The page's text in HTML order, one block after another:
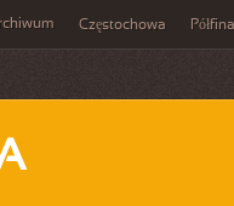
Częstochowa